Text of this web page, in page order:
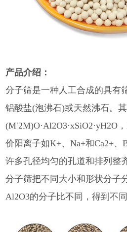
产品介绍：
分子筛是一种人工合成的具有
铝酸盐(泡沸石)或天然沸石。
(M′2M)O·Al2O3·xSiO2·yH2O
价阳离子如K+、Na+和Ca2+、
许多孔径均匀的孔道和排列整
分子筛把不同大小和形状分子
Al2O3的分子比不同，得到不